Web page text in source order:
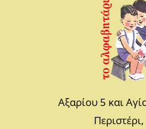
Αξαρίου 5 και